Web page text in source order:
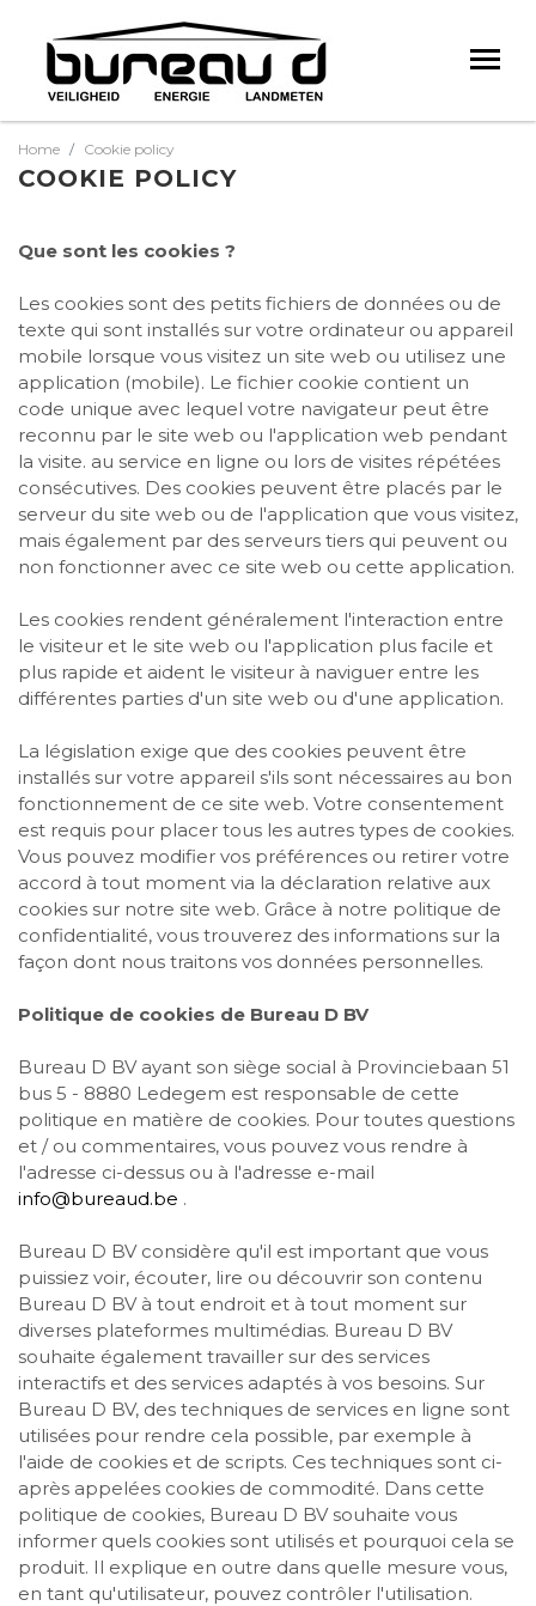
Home Cookie policy
COOKIE POLICY
Que sont les cookies ?
Les cookies sont des petits fichiers de données ou de
texte qui sont installés sur votre ordinateur ou appareil
mobile lorsque vous visitez un site web ou utilisez une
application (mobile). Le fichier cookie contient un
code unique avec lequel votre navigateur peut être
reconnu par le site web ou l'application web pendant
la visite. au service en ligne ou lors de visites répétées
consécutives. Des cookies peuvent être placés par le
serveur du site web ou de l'application que vous visitez,
mais également par des serveurs tiers qui peuvent ou
non fonctionner avec ce site web ou cette application.
Les cookies rendent généralement l'interaction entre
le visiteur et le site web ou l'application plus facile et
plus rapide et aident le visiteur à naviguer entre les
différentes parties d'un site web ou d'une application.
La législation exige que des cookies peuvent être
installés sur votre appareil s'ils sont nécessaires au bon
fonctionnement de ce site web. Votre consentement
est requis pour placer tous les autres types de cookies.
Vous pouvez modifier vos préférences ou retirer votre
accord à tout moment via la déclaration relative aux
cookies sur notre site web. Grâce à notre politique de
confidentialité, vous trouverez des informations sur la
façon dont nous traitons vos données personnelles.
Politique de cookies de Bureau D BV
Bureau D BV ayant son siège social à Provinciebaan 51
bus 5 - 8880 Ledegem est responsable de cette
politique en matière de cookies. Pour toutes questions
et / ou commentaires, vous pouvez vous rendre à
l'adresse ci-dessus ou à l'adresse e-mail
info@bureaud.be .
Bureau D BV considère qu'il est important que vous
puissiez voir, écouter, lire ou découvrir son contenu
Bureau D BV à tout endroit et à tout moment sur
diverses plateformes multimédias. Bureau D BV
souhaite également travailler sur des services
interactifs et des services adaptés à vos besoins. Sur
Bureau D BV, des techniques de services en ligne sont
utilisées pour rendre cela possible, par exemple à
l'aide de cookies et de scripts. Ces techniques sont ci-
après appelées cookies de commodité. Dans cette
politique de cookies, Bureau D BV souhaite vous
informer quels cookies sont utilisés et pourquoi cela se
produit. Il explique en outre dans quelle mesure vous,
en tant qu'utilisateur, pouvez contrôler l'utilisation.